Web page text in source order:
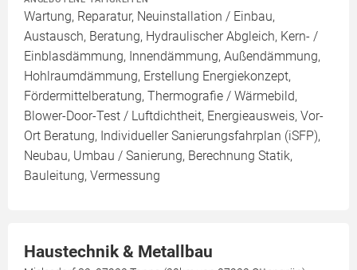
Wartung, Reparatur, Neuinstallation / Einbau,
Austausch, Beratung, Hydraulischer Abgleich, Kern- /
Einblasdämmung, Innendämmung, Außendämmung,
Hohlraumdämmung, Erstellung Energiekonzept,
Fördermittelberatung, Thermografie / Wärmebild,
Blower-Door-Test / Luftdichtheit, Energieausweis, Vor-
Ort Beratung, Individueller Sanierungsfahrplan (iSFP),
Neubau, Umbau / Sanierung, Berechnung Statik,
Bauleitung, Vermessung
Haustechnik & Metallbau